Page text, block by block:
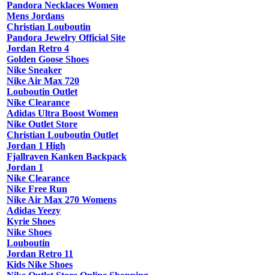
Pandora Necklaces Women
Mens Jordans
Christian Louboutin
Pandora Jewelry Official Site
Jordan Retro 4
Golden Goose Shoes
Nike Sneaker
Nike Air Max 720
Louboutin Outlet
Nike Clearance
Adidas Ultra Boost Women
Nike Outlet Store
Christian Louboutin Outlet
Jordan 1 High
Fjallraven Kanken Backpack
Jordan 1
Nike Clearance
Nike Free Run
Nike Air Max 270 Womens
Adidas Yeezy
Kyrie Shoes
Nike Shoes
Louboutin
Jordan Retro 11
Kids Nike Shoes